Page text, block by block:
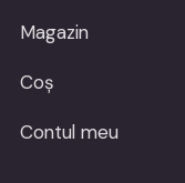
Magazin
Coș
Contul meu